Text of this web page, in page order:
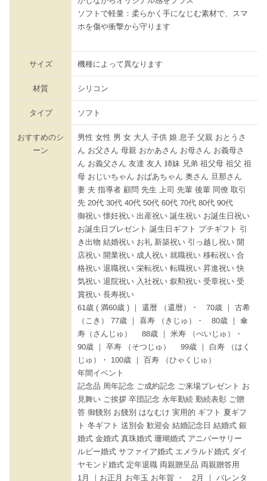
ソフトで軽量：柔らかく手になじむ素材で、スマ
ホを傷や衝撃から守ります
サイズ 機種によって異なります
材質 シリコン
タイプ ソフト
おすすめのシ
ーン
男性 女性 男 女 大人 子供 娘 息子 父親 おとうさ
ん お父さん 母親 おかあさん お母さん お義母さ
ん お義父さん 友達 友人 姉妹 兄弟 祖父母 祖父 祖
母 おじいちゃん おばあちゃん 奥さん 旦那さん
妻 夫 指導者 顧問 先生 上司 先輩 後輩 同僚 取引
先 20代 30代 40代 50代 60代 70代 80代 90代
御祝い 懐妊祝い 出産祝い 誕生祝い お誕生日祝い
お誕生日プレゼント 誕生日ギフト プチギフト 引
き出物 結婚祝い お礼 新築祝い 引っ越し祝い 開
店祝い 開業祝い 成人祝い 就職祝い 移転祝い 合
格祝い 退職祝い 栄転祝い 転職祝い 昇進祝い 快
気祝い 退院祝い 入社祝い 叙勲祝い 受章祝い 受
賞祝い 長寿祝い
61歳 ( 満60歳 ) ｜ 還暦 （還暦）・ 70歳 ｜ 古希
（こき） 77歳 ｜ 喜寿 （きじゅ）・ 80歳 ｜ 傘
寿（さんじゅ） 88歳 ｜ 米寿 （べいじゅ）・
90歳 ｜ 卒寿 （そつじゅ） 99歳 ｜ 白寿 （はく
じゅ）・ 100歳 ｜ 百寿 （ひゃくじゅ）
年間イベント
記念品 周年記念 ご成約記念 ご来場プレゼント お
見舞い ご挨拶 卒団記念 永年勤続 勤続表彰 ご贈
答 御餞別 お餞別 はなむけ 実用的 ギフト 夏ギフ
ト 冬ギフト 送別会 歓迎会 結婚記念日 結婚式 銀
婚式 金婚式 真珠婚式 珊瑚婚式 アニバーサリー
ルビー婚式 サファイア婚式 エメラルド婚式 ダイ
ヤモンド婚式 定年退職 両親贈呈品 両親贈答用
1月 ｜お正月 お年玉 お年賀 ・ 2月 ｜ バレンタ